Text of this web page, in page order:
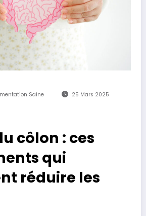
Saine 25 Mars 2025
côlon : ces
qui
réduire les